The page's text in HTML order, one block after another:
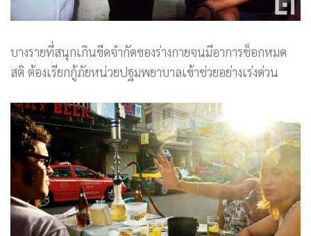
บางรายที่สนุกเกินขีดจำกัดของร่างกายจนมีอาการช็อกหมด
สติ ต้องเรียกกู้ภัยหน่วยปฐมพยาบาลเข้าช่วยอย่างเร่งด่วน